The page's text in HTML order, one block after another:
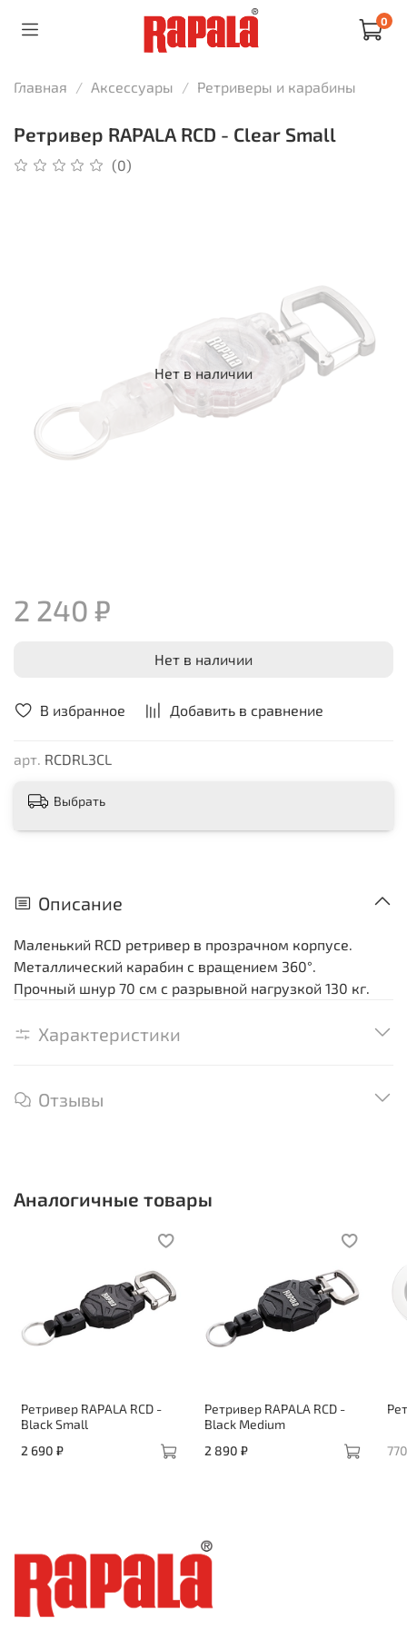
0
Главная Аксессуары Ретриверы и карабины
Ретривер RAPALA RCD - Clear Small
(0)
В избранное Добавить в сравнение
арт. RCDRL3CL
Нет в наличии
2 240 ₽
Нет в наличии
Выбрать
Описание
Маленький RCD ретривер в прозрачном корпусе.
Металлический карабин с вращением 360°.
Прочный шнур 70 см с разрывной нагрузкой 130 кг.
Характеристики
Отзывы
Аналогичные товары
Ретривер RAPALA RCD -
Black Small
2 690 ₽
Ретривер RAPALA RCD -
Black Medium
2 890 ₽